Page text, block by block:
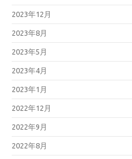
2023年12月
2023年8月
2023年5月
2023年4月
2023年1月
2022年12月
2022年9月
2022年8月